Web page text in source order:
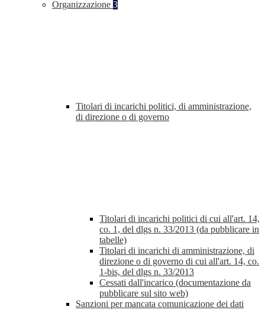
Organizzazione 3
Titolari di incarichi politici, di amministrazione,
di direzione o di governo
Titolari di incarichi politici di cui all'art. 14,
co. 1, del dlgs n. 33/2013 (da pubblicare in
tabelle)
Titolari di incarichi di amministrazione, di
direzione o di governo di cui all'art. 14, co.
1-bis, del dlgs n. 33/2013
Cessati dall'incarico (documentazione da
pubblicare sul sito web)
Sanzioni per mancata comunicazione dei dati